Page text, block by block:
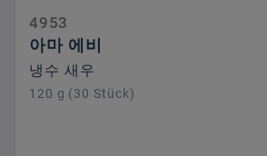
4953
아마 에비
냉수 새우
120 g (30 Stück)